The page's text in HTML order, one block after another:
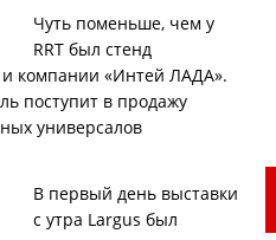
Чуть поменьше, чем у
RRT был стенд
компании «Интей ЛАДА».
поступит в продажу
универсалов
В первый день выставки
с утра Largus был